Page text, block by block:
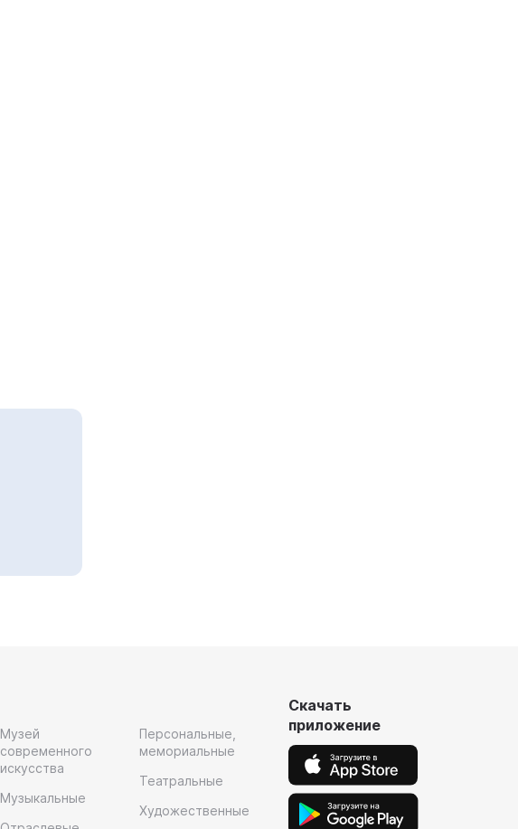
Музей
современного
искусства
Музыкальные
Персональные,
мемориальные
Театральные
Художественные
Скачать
приложение